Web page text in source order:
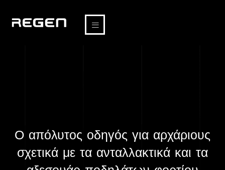
Ο απόλυτος οδηγός για αρχάριους
σχετικά με τα ανταλλακτικά και τα